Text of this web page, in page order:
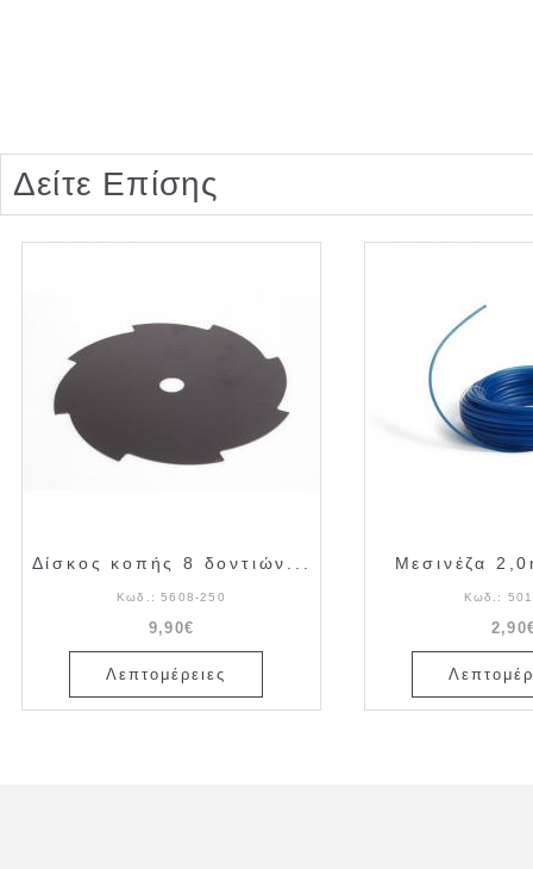
Δείτε Επίσης
Δίσκος κοπής 8 δοντιών...
Κωδ.: 5608-250
9,90€
Λεπτομέρειες
Μεσινέζα
Κωδ.: